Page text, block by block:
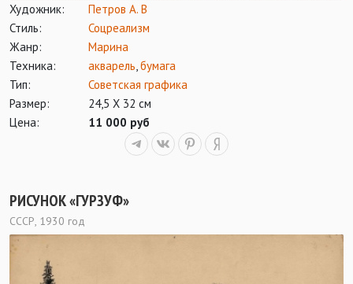
Художник:
Петров А. В
Стиль:
Соцреализм
Жанр:
Марина
Техника:
акварель бумага
Тип:
Советская графика
Размер:
24,5 Х 32 см
Цена:
11 000 руб
РИСУНОК «ГУРЗУФ»
СССР, 1930 год